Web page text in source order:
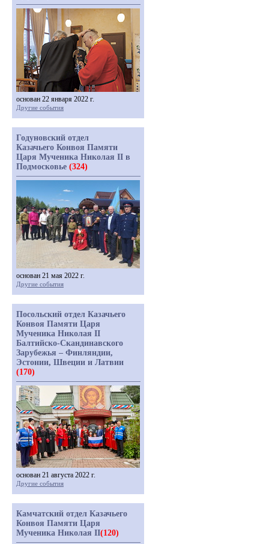
основан 22 января 2022 г.
Другие события
Годуновский отдел
Казачьего Конвоя Памяти
Царя Мученика Николая II в
Подмосковье (324)
основан 21 мая 2022 г.
Другие события
Посольский отдел Казачьего
Конвоя Памяти Царя
Мученика Николая II
Балтийско-Скандинавского
Зарубежья – Финляндии,
Эстонии, Швеции и Латвии
(170)
основан 21 августа 2022 г.
Другие события
Камчатский отдел Казачьего
Конвоя Памяти Царя
Мученика Николая II(120)